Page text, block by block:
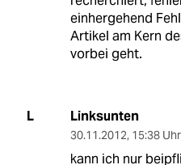
einhergehend
Artikel am Kern
vorbei geht.
L Linksunten
30.11.2012, 15:38 Uhr
kann ich nur